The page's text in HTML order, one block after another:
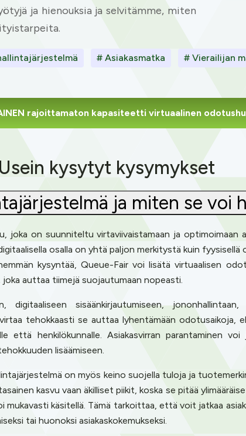
ja hienouksia ja selvitämme, miten
# Asiakasmatka # Vierailijan
rajoittamaton kapasiteetti virtuaalinen
Usein kysytyt kysymykset
ja miten se
joka on suunniteltu virtaviivaistamaan ja optimoimaan
osalla on yhtä paljon merkitystä kuin fyysisellä
kysyntää, Queue-Fair voi lisätä virtuaalisen
auttaa tiimejä suojautumaan nopeasti.
sisäänkirjautumiseen, jononhallintaan,
tehokkaasti se auttaa lyhentämään odotusaikoja,
että henkilökunnalle. Asiakasvirran parantaminen voi
lisäämiseen.
on myös keino suojella tuloja ja
kasvu vaan äkilliset piikit, koska se pitää
käsitellä. Tämä tarkoittaa, että voit jatkaa
tai huonoksi asiakaskokemukseksi.